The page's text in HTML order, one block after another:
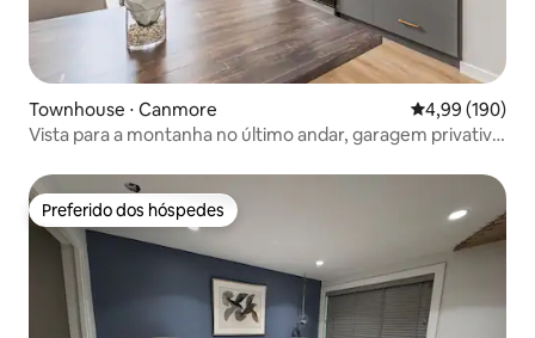
Townhouse ⋅ Canmore 4,99 de uma
4,99 (190)
Vista para a montanha no último andar, garagem privativa,
Preferido dos hóspedes
Preferido dos hóspedes